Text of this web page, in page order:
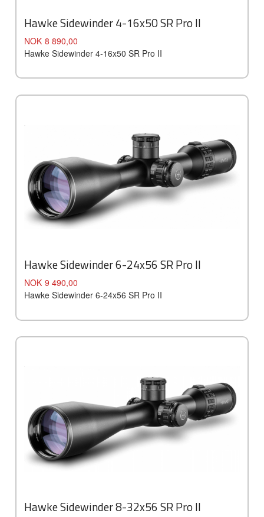
Hawke Sidewinder 4-16x50 SR Pro II
Pris
NOK 8 890,00
Hawke Sidewinder 4-16x50 SR Pro II
Hawke Sidewinder 6-24x56 SR Pro II
Pris
NOK 9 490,00
Hawke Sidewinder 6-24x56 SR Pro II
Hawke Sidewinder 8-32x56 SR Pro II